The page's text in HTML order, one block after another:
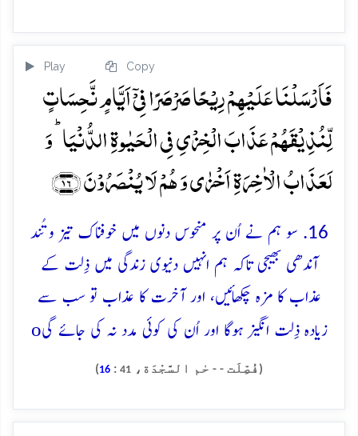
Play Copy
فَاَرۡسَلۡنَا عَلَیۡہِمۡ رِیۡحًا صَرۡصَرًا فِیۡۤ اَیَّامٍ نَّحِسَاتٍ
لِّنُذِیۡقَہُمۡ عَذَابَ الۡخِزۡیِ فِی الۡحَیٰوۃِ الدُّنۡیَا ؕ وَ
لَعَذَابُ الۡاٰخِرَۃِ اَخۡزٰی وَ ہُمۡ لَا یُنۡصَرُوۡنَ ﴿۱۶﴾
16. سو ہم نے اُن پر منحوس دنوں میں خوفناک تیز و تُند
آندھی بھیجی تاکہ ہم انہیں دنیوی زندگی میں ذِلت کے
عذاب کا مزہ چکھائیں، اور آخرت کا عذاب تو سب سے
زیادہ ذِلت انگیز ہوگا اور اُن کی کوئی مدد نہ کی جائے گیo
(فُصِّلَت - - حٰم السَّجْدَة، 41
:
16
)